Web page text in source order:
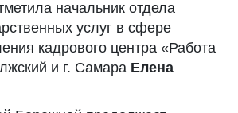
начальник отдела
услуг в сфере
кадрового центра «Работа
и г. Самара Елена